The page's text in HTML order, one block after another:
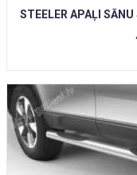
STEELER APAĻI